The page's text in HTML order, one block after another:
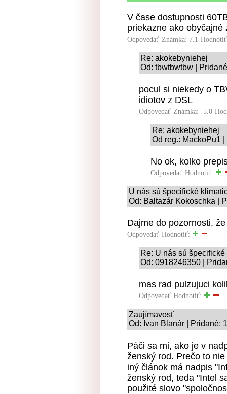
V čase dostupnosti
priekazne ako obyčajné
Odpovedať Známka: 7.1
Re: akokebyniehej
Od: tbwtbwtbw |
pocul si niekedy o
idiotov z DSL
Odpovedať Známka: -5.0
Re: akokebyniehej
Od reg.: MackoPu1
No ok, kolko
Odpovedať Hodnotiť:
U nás sú špecifické
Od: Baltazár Kokoschka |
Dajme do pozornosti,
Odpovedať Hodnotiť:
Re: U nás sú
Od: 0918246350 |
mas rad pulzujuci
Odpovedať Hodnotiť:
Zaujímavosť
Od: Ivan Blanár | Pridané:
Páči sa mi, ako je v
ženský rod. Prečo to
iný článok má nadpis
ženský rod, teda "Intel
použité slovo